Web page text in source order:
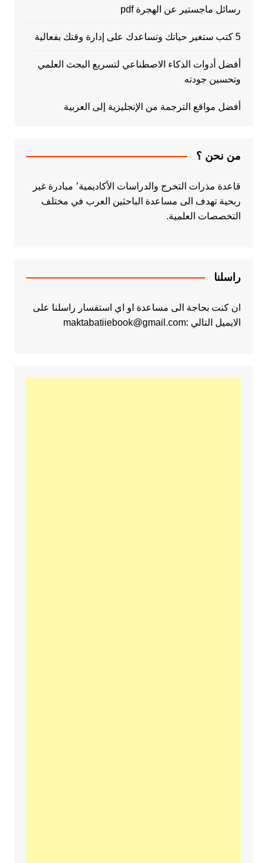
رسائل ماجستير عن الهجرة pdf
5 كتب ستغير حياتك وتساعدك على إدارة وقتك بفعالية
أفضل أدوات الذكاء الاصطناعي لتسريع البحث العلمي
وتحسين جودته
أفضل مواقع الترجمة من الإنجليزية إلى العربية
من نحن ؟
قاعدة مذرات التخرج والدراسات الأكاديمية٬ مبادرة غير
ربحية تهدف الى مساعدة الباحثين العرب في مختلف
التخصصات العلمية.
راسلنا
ان كنت بحاجة الى مساعدة او اي استفسار راسلنا على
الايميل التالي :maktabatiiebook@gmail.com